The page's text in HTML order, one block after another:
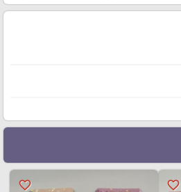
favorite_border
favorite_border